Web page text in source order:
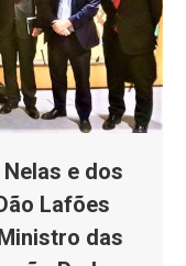
e dos
Lafões
das